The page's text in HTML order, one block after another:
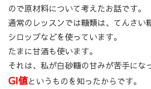
ので原材料について考えたお話です。
通常のレッスンでは糖類は、てんさい
シロップなどを使っています。
たまに甘酒も使います。
それは、私が白砂糖の甘みが苦手にな
GI値というものを知ったからです。